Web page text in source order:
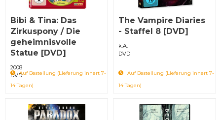
Bibi & Tina: Das
Zirkuspony / Die
geheimnisvolle
Statue [DVD]
2008
DVDAuf Bestellung (Lieferung innert 7-
14 Tagen)
The Vampire Diaries
- Staffel 8 [DVD]
k.A.
DVD
Auf Bestellung (Lieferung innert 7-
14 Tagen)